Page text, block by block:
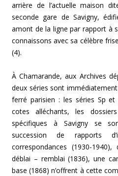
arrière de l’actuelle maison
seconde gare de Savigny,
amont de la ligne par rapport à
connaissons avec sa célèbre
(4).
À Chamarande, aux Archives
deux séries sont
ferré parisien : les séries Sp
cotes alléchants, les
spécifiques à Savigny se
succession de rapports
correspondances (1930-
déblai – remblai (1836), une
base (1868) n’offrent à cette